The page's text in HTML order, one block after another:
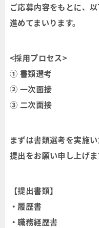
ご応募内容をもとに、
進めてまいります。
<採用プロセス>
① 書類選考
② 一次面接
③ 二次面接
まずは書類選考を実施
提出をお願い申し上げま
【提出書類】
・履歴書
・職務経歴書